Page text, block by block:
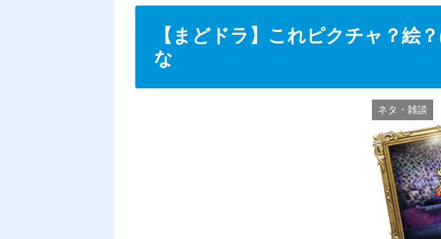
【まどドラ】これピクチャ？絵
な
ネタ・雑談